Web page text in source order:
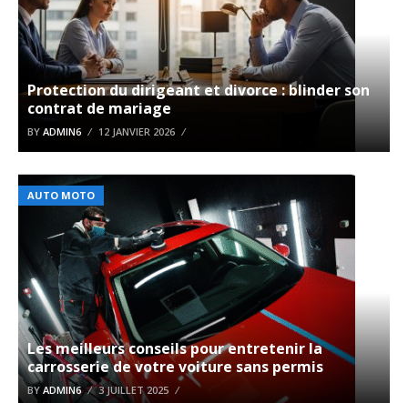
Protection du dirigeant et divorce : blinder son
contrat de mariage
BY ADMIN6 12 JANVIER 2026
AUTO MOTO
Les meilleurs conseils pour entretenir la
carrosserie de votre voiture sans permis
BY ADMIN6 3 JUILLET 2025